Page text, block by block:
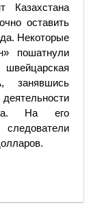
Казахстана
оставить
Некоторые
пошатнули
занявшись
На его